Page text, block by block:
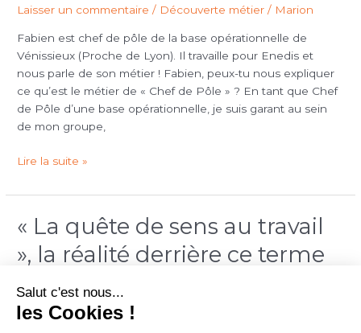
les Cookies !
Laisser un commentaire / Découverte métier / Marion
Fabien est chef de pôle de la base opérationnelle de
Vénissieux (Proche de Lyon). Il travaille pour Enedis et
nous parle de son métier ! Fabien, peux-tu nous expliquer
ce qu’est le métier de « Chef de Pôle » ? En tant que Chef
de Pôle d’une base opérationnelle, je suis garant au sein
de mon groupe,
de
opérationnelle,
vous
connaissez
?
Lire la suite »
« La quête de sens au travail
», la réalité derrière ce terme
en vogue
Laisser un commentaire
Marion
quête
sens
au